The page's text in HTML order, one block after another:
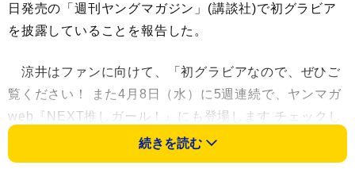
日発売の「週刊ヤングマガジン」(講談社)で初グラビア
を披露していることを報告した。
涼井はファンに向けて、「初グラビアなので、ぜひご
覧ください！ また4月8日（水）に5週連続で、ヤンマガ
web『NEXT推しガール！』にも登場します チェックし
てみてね〜！」と呼びかけた。
続きを読む